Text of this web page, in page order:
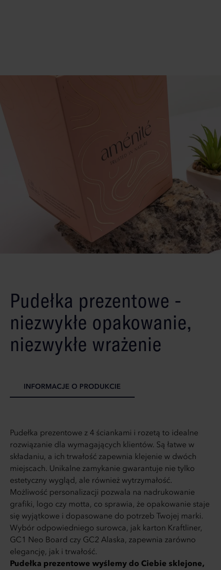
Pudełka prezentowe -
niezwykłe opakowanie,
niezwykłe wrażenie
INFORMACJE O PRODUKCIE
Pudełka prezentowe z 4 ściankami i rozetą to idealne
rozwiązanie dla wymagających klientów. Są łatwe w
składaniu, a ich trwałość zapewnia klejenie w dwóch
miejscach. Unikalne zamykanie gwarantuje nie tylko
estetyczny wygląd, ale również wytrzymałość.
Możliwość personalizacji pozwala na nadrukowanie
grafiki, logo czy motta, co sprawia, że opakowanie staje
się wyjątkowe i dopasowane do potrzeb Twojej marki.
Wybór odpowiedniego surowca, jak karton Kraftliner,
GC1 Neo Board czy GC2 Alaska, zapewnia zarówno
elegancję, jak i trwałość.
Pudełka prezentowe wyślemy do Ciebie sklejone,